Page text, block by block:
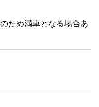
ため満車となる場合あ